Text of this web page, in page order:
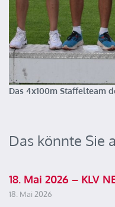
Das 4x100m Staffelteam
Das könnte Sie
18. Mai 2026 – KLV
18. Mai 2026